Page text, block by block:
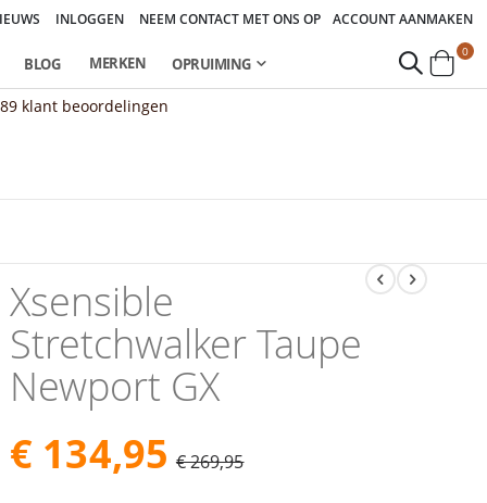
INLOGGEN NEEM CONTACT MET ONS OP ACCOUNT AANMAKEN
OPRUIMING
BLOG MERKEN Cart
0
klant beoordelingen
Xsensible
Stretchwalker Taupe
Newport GX
€ 134,95 € 269,95